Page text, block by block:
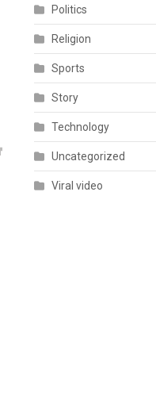
Politics
Religion
Sports
Story
Technology
Uncategorized
Viral video